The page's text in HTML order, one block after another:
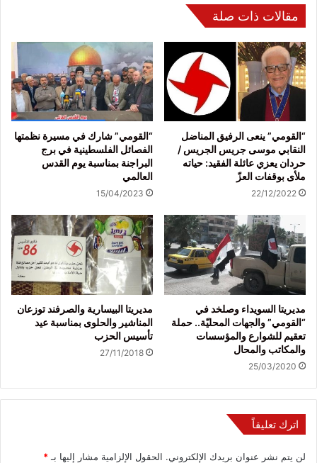
مقالات ذات صلة
“القومي” ينعى الرفيق المناضل
النقابي موسى جريس الجريس /
حردان يعزي عائلة الفقيد: حياته
ملأى بوقفات العزّ
22/12/2022
“القومي” شارك في مسيرة نظمتها
الفصائل الفلسطينية في برج
البراجنة بمناسبة يوم القدس
العالمي
15/04/2023
مديريتا السويداء وصلخد في
“القومي” والجهات المحليّة.. حملة
تعقيم للشوارع والمؤسسات
والمكاتب والمحال
25/03/2020
مديريتا البيسارية والصرفند توزعان
المناشير والحلوى بمناسبة عيد
تأسيس الحزب
27/11/2018
اترك تعليقاً
لن يتم نشر عنوان بريدك الإلكتروني. الحقول الإلزامية مشار إليها بـ *